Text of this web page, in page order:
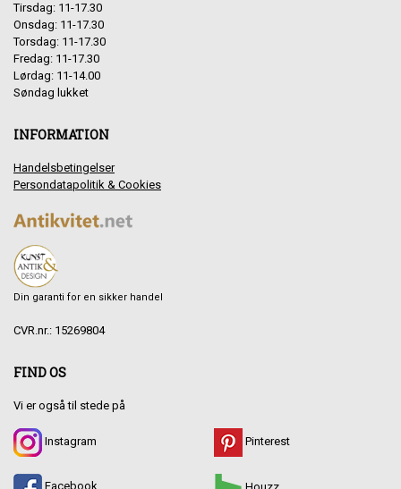
Tirsdag: 11-17.30
Onsdag: 11-17.30
Torsdag: 11-17.30
Fredag: 11-17.30
Lørdag: 11-14.00
Søndag lukket
INFORMATION
Handelsbetingelser
Persondatapolitik & Cookies
Din garanti for en sikker handel
CVR.nr.: 15269804
FIND OS
Vi er også til stede på
Instagram
Facebook
Pinterest